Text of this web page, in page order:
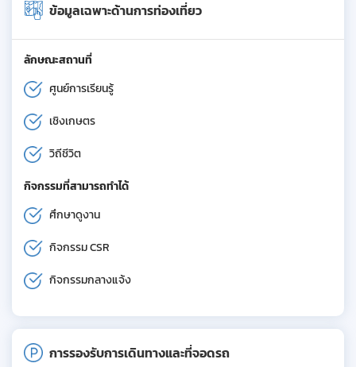
ข้อมูลเฉพาะด้านการท่องเที่ยว
ลักษณะสถานที่
ศูนย์การเรียนรู้
เชิงเกษตร
วิถีชีวิต
กิจกรรมที่สามารถทำได้
ศึกษาดูงาน
กิจกรรม CSR
กิจกรรมกลางแจ้ง
การรองรับการเดินทางและที่จอดรถ